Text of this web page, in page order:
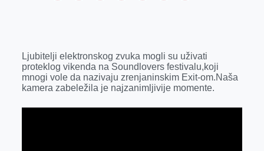
b
o
o
k
e
n
g
e
e
d
I
n
r
s
A
p
p
l
Ljubitelji elektronskog zvuka mogli su uživati
proteklog vikenda na Soundlovers festivalu,koji
mnogi vole da nazivaju zrenjaninskim Exit-om.Naša
kamera zabeležila je najzanimljivije momente.